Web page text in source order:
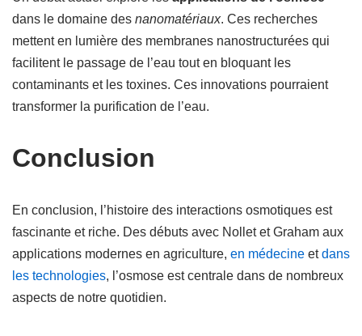
dans le domaine des nanomatériaux. Ces recherches
mettent en lumière des membranes nanostructurées qui
facilitent le passage de l’eau tout en bloquant les
contaminants et les toxines. Ces innovations pourraient
transformer la purification de l’eau.
Conclusion
En conclusion, l’histoire des interactions osmotiques est
fascinante et riche. Des débuts avec Nollet et Graham aux
applications modernes en agriculture, en médecine etdans
les technologies, l’osmose est centrale dans de nombreux
aspects de notre quotidien.